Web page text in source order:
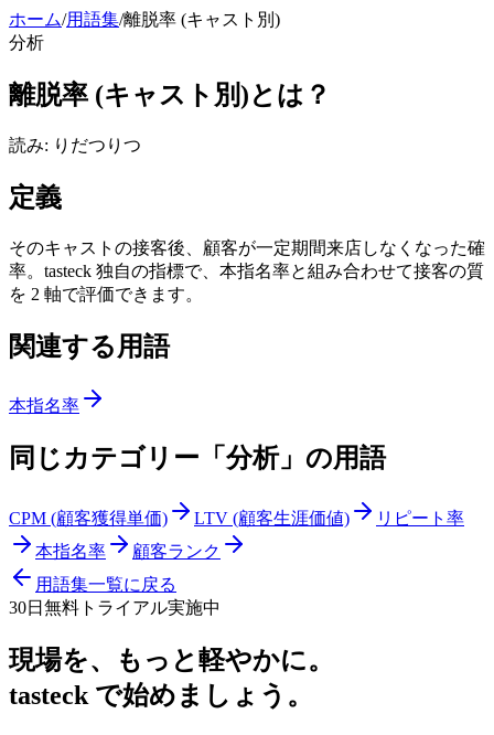
ホーム/用語集/離脱率 (キャスト別)
分析
離脱率 (キャスト別)とは？
読み: りだつりつ
定義
そのキャストの接客後、顧客が一定期間来店しなくなった確
率。tasteck 独自の指標で、本指名率と組み合わせて接客の質
を 2 軸で評価できます。
関連する用語
本指名率
同じカテゴリー「 分析」の用語
CPM (顧客獲得単価) LTV (顧客生涯価値)
リピート率
本指名率
顧客ランク
用語集一覧に戻る
30日無料トライアル実施中
現場を、もっと軽やかに。
tasteck で始めましょう。